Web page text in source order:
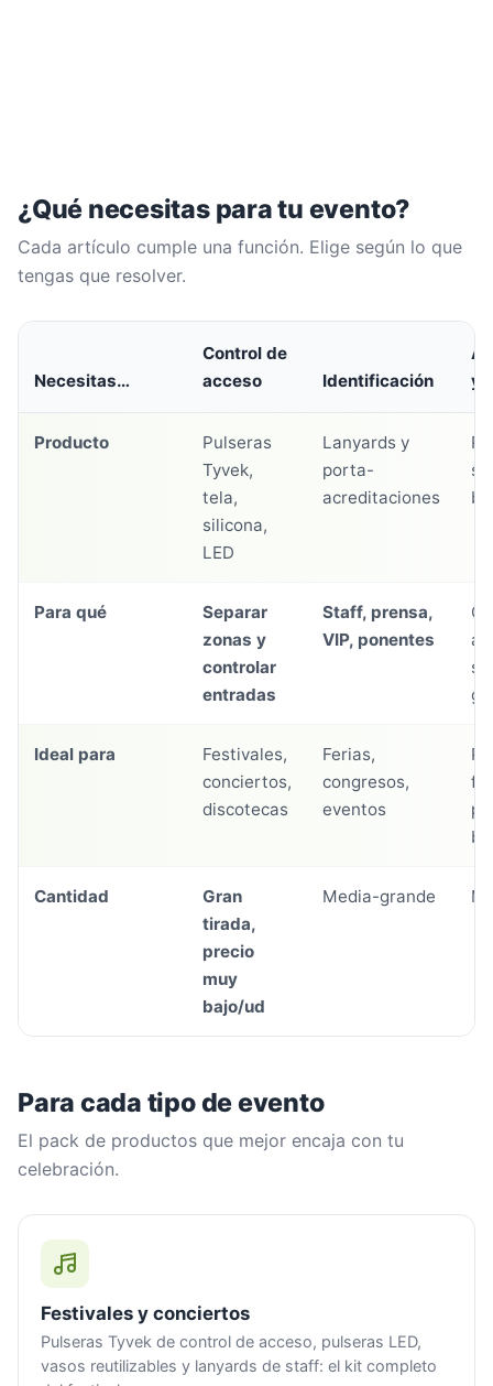
¿Qué necesitas para tu evento?
Cada artículo cumple una función. Elige según lo que
tengas que resolver.
Necesitas…
Control de
acceso
Identificación
y
Producto
Pulseras
Tyvek,
tela,
silicona,
LED
Lanyards y
porta-
acreditaciones
Para qué
Separar
zonas y
controlar
entradas
Staff, prensa,
VIP, ponentes
Ideal para
Festivales,
conciertos,
discotecas
Ferias,
congresos,
eventos
Cantidad
Gran
tirada,
precio
muy
bajo/ud
Media-grande
Para cada tipo de evento
El pack de productos que mejor encaja con tu
celebración.
Festivales y conciertos
Pulseras Tyvek de control de acceso, pulseras LED,
vasos reutilizables y lanyards de staff: el kit completo